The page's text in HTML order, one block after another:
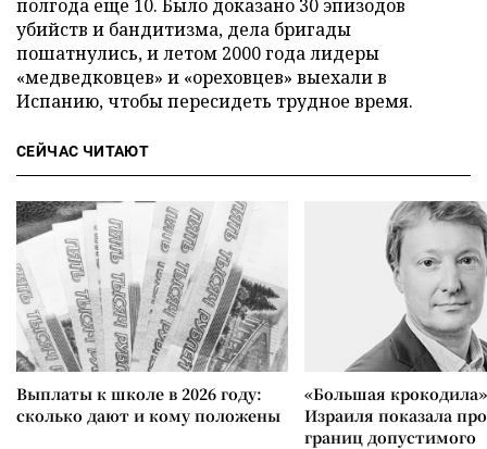
полгода еще 10. Было доказано 30 эпизодов
убийств и бандитизма, дела бригады
пошатнулись, и летом 2000 года лидеры
«медведковцев» и «ореховцев» выехали в
Испанию, чтобы пересидеть трудное время.
СЕЙЧАС ЧИТАЮТ
Выплаты к школе в 2026 году:
сколько дают и кому положены
«Большая
Израиля показала
границ допустимого